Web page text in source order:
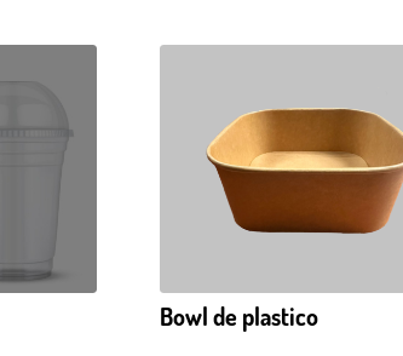
Bowl de plastico